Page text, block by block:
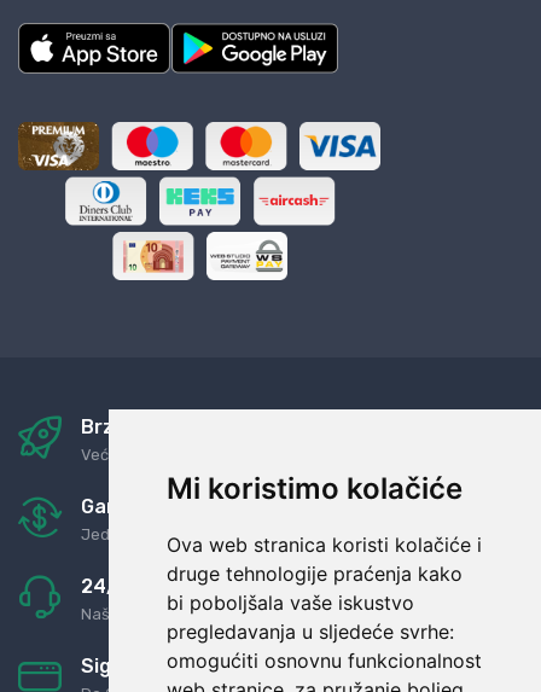
Mi koristimo kolačiće
Ova web stranica koristi kolačiće i
druge tehnologije praćenja kako
bi poboljšala vaše iskustvo
pregledavanja u sljedeće svrhe:
omogućiti osnovnu funkcionalnost
Brza i sigurna dostava
Već za nekoliko dana kod vas
Garancija u povrat novaca
Jednostavno pravilo: Roba za novac
24/7 odlična podrška
Naši agenti uvijek na raspolaganju
Sigurno obročno plaćanje